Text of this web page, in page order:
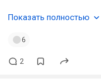
Показать полностью
6
2